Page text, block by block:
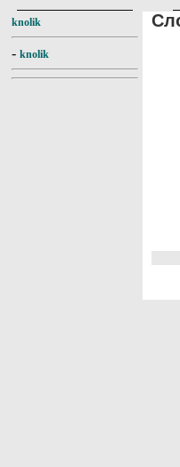
knolik
- knolik